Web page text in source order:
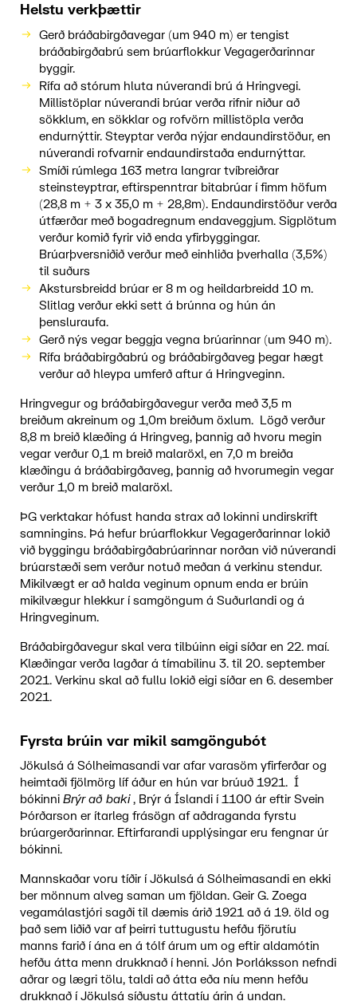
Helstu verkþættir
Gerð bráðabirgðavegar (um 940 m) er tengist
bráðabirgðabrú sem brúarflokkur Vegagerðarinnar
byggir.
Rífa að stórum hluta núverandi brú á Hringvegi.
Millistöplar núverandi brúar verða rifnir niður að
sökklum, en sökklar og rofvörn millistöpla verða
endurnýttir. Steyptar verða nýjar endaundirstöður, en
núverandi rofvarnir endaundirstaða endurnýttar.
Smíði rúmlega 163 metra langrar tvíbreiðrar
steinsteyptrar, eftirspenntrar bitabrúar í fimm höfum
(28,8 m + 3 x 35,0 m + 28,8m). Endaundirstöður verða
útfærðar með bogadregnum endaveggjum. Sigplötum
verður komið fyrir við enda yfirbyggingar.
Brúarþversniðið verður með einhliða þverhalla (3,5%)
til suðurs
Akstursbreidd brúar er 8 m og heildarbreidd 10 m.
Slitlag verður ekki sett á brúnna og hún án
þensluraufa.
Gerð nýs vegar beggja vegna brúarinnar (um 940 m).
Rífa bráðabirgðabrú og bráðabirgðaveg þegar hægt
verður að hleypa umferð aftur á Hringveginn.
Hringvegur og bráðabirgðavegur verða með 3,5 m
breiðum akreinum og 1,0m breiðum öxlum. Lögð verður
8,8 m breið klæðing á Hringveg, þannig að hvoru megin
vegar verður 0,1 m breið malaröxl, en 7,0 m breiða
klæðingu á bráðabirgðaveg, þannig að hvorumegin vegar
verður 1,0 m breið malaröxl.
ÞG verktakar hófust handa strax að lokinni undirskrift
samningins. Þá hefur brúarflokkur Vegagerðarinnar lokið
við byggingu bráðabirgðabrúarinnar norðan við núverandi
brúarstæði sem verður notuð meðan á verkinu stendur.
Mikilvægt er að halda veginum opnum enda er brúin
mikilvægur hlekkur í samgöngum á Suðurlandi og á
Hringveginum.
Bráðabirgðavegur skal vera tilbúinn eigi síðar en 22. maí.
Klæðingar verða lagðar á tímabilinu 3. til 20. september
2021. Verkinu skal að fullu lokið eigi síðar en 6. desember
2021.
Fyrsta brúin var mikil samgöngubót
Jökulsá á Sólheimasandi var afar varasöm yfirferðar og
heimtaði fjölmörg líf áður en hún var brúuð 1921. Í
bókinni Brýr að baki, Brýr á Íslandi í 1100 ár eftir Svein
Þórðarson er ítarleg frásögn af aðdraganda fyrstu
brúargerðarinnar. Eftirfarandi upplýsingar eru fengnar úr
bókinni.
Mannskaðar voru tíðir í Jökulsá á Sólheimasandi en ekki
ber mönnum alveg saman um fjöldan. Geir G. Zoega
vegamálastjóri sagði til dæmis árið 1921 að á 19. öld og
það sem liðið var af þeirri tuttugustu hefðu fjörutíu
manns farið í ána en á tólf árum um og eftir aldamótin
hefðu átta menn drukknað í henni. Jón Þorláksson nefndi
aðrar og lægri tölu, taldi að átta eða níu menn hefðu
drukknað í Jökulsá síðustu áttatíu árin á undan.